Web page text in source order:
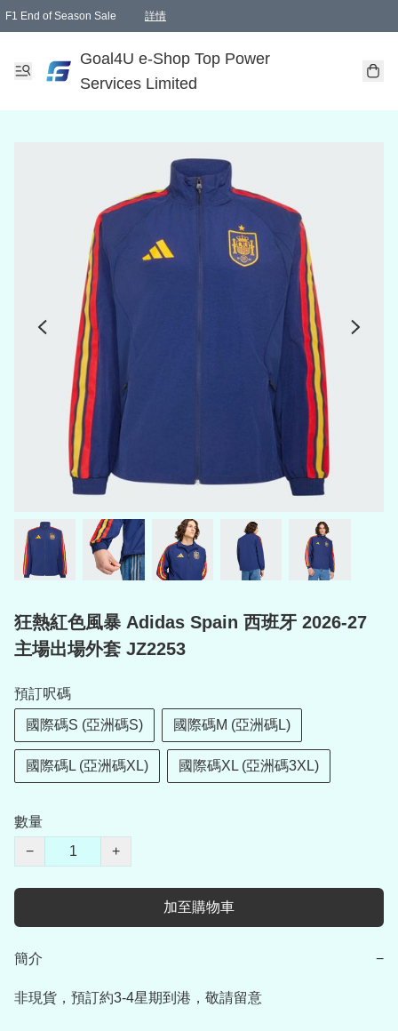
F1 End of Season Sale 詳情
Goal4U e-Shop Top Power
Services Limited
狂熱紅色風暴 Adidas Spain 西班牙 2026-27
主場出場外套 JZ2253
預訂呎碼
國際碼S (亞洲碼S) 國際碼M (亞洲碼L)
國際碼L (亞洲碼XL) 國際碼XL (亞洲碼3XL)
數量
−
+
加至購物車
簡介 −
非現貨，預訂約3-4星期到港，敬請留意